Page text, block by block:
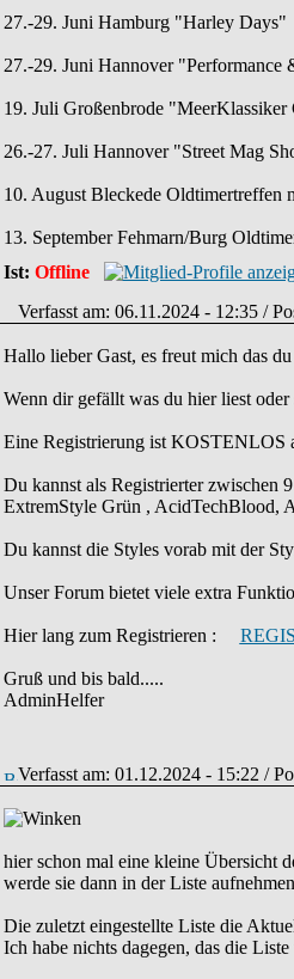
27.-29. Juni Hamburg "Harley Days"
27.-29. Juni Hannover "Performance
19. Juli Großenbrode "MeerKlassiker
26.-27. Juli Hannover "Street Mag
10. August Bleckede Oldtimertreffen
13. September Fehmarn/Burg
Ist: Offline
Verfasst am: 06.11.2024 - 12:35 /
Hallo lieber Gast, es freut mich das
Wenn dir gefällt was du hier liest
Eine Registrierung ist KOSTENLOS
Du kannst als Registrierter zwischen
ExtremStyle Grün , AcidTechBlood,
Du kannst die Styles vorab mit der
Unser Forum bietet viele extra
Hier lang zum Registrieren :
Gruß und bis bald.....
AdminHelfer
Verfasst am: 01.12.2024 - 15:22 /
hier schon mal eine kleine Übersicht
werde sie dann in der Liste
Die zuletzt eingestellte Liste die
Ich habe nichts dagegen, das die